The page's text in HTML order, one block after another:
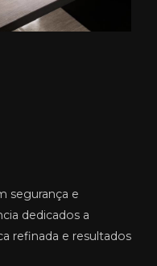
segurança e
dedicados a
refinada e resultados